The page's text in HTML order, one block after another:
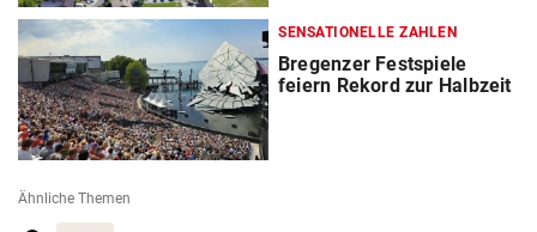
SENSATIONELLE ZAHLEN
Bregenzer Festspiele
feiern Rekord zur Halbzeit
Ähnliche Themen